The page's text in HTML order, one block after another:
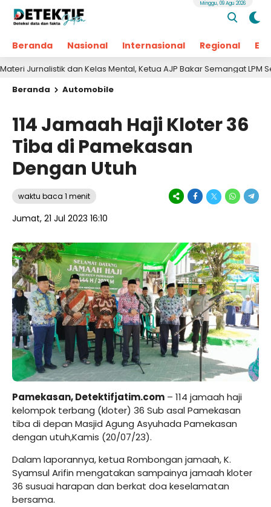
Beranda Nasional Internasional Regional
Minggu, 09 Agu 2026
dan Kelas Mental, Ketua AJP Bakar Semangat LPM Se-Madura
Beranda
Automobile
114 Jamaah Haji Kloter 36
Tiba di Pamekasan
Dengan Utuh
waktu baca 1 menit
Jumat, 21 Jul 2023 16:10
Pamekasan, Detektifjatim.com – 114 jamaah haji
kelompok terbang (kloter) 36 Sub asal Pamekasan
tiba di depan Masjid Agung Asyuhada Pamekasan
dengan utuh,Kamis (20/07/23).
Dalam laporannya, ketua Rombongan jamaah, K.
Syamsul Arifin mengatakan sampainya jamaah kloter
36 susuai harapan dan berkat doa keselamatan
bersama.